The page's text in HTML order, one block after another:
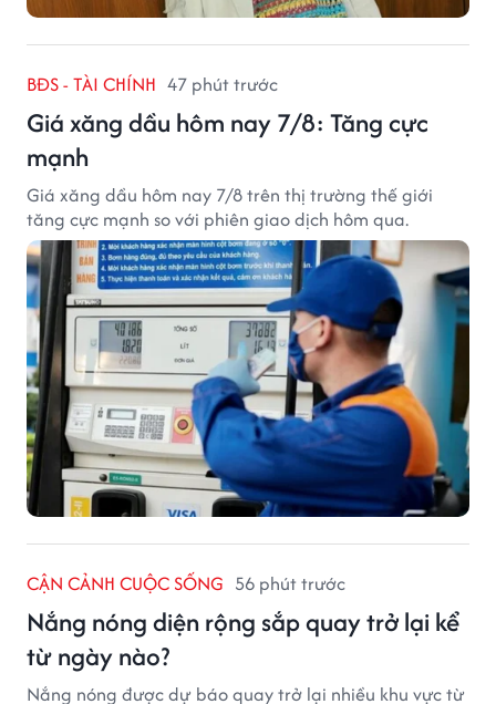
BĐS - TÀI CHÍNH 47 phút trước
Giá xăng dầu hôm nay 7/8: Tăng cực
mạnh
Giá xăng dầu hôm nay 7/8 trên thị trường thế giới
tăng cực mạnh so với phiên giao dịch hôm qua.
CẬN CẢNH CUỘC SỐNG 56 phút trước
Nắng nóng diện rộng sắp quay trở lại kể
từ ngày nào?
Nắng nóng được dự báo quay trở lại nhiều khu vực từ